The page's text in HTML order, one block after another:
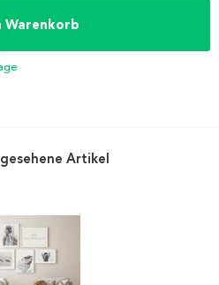
Warenkorb
Artikel